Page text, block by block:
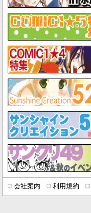
会社案内 利用規約